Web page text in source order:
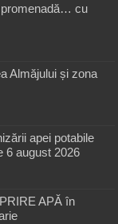
promenadă… cu
Almăjului și zona
apei potabile
6 august 2026
APĂ în